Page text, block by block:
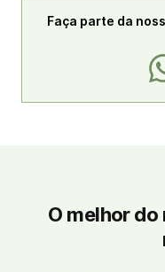
Faça parte da
O melhor